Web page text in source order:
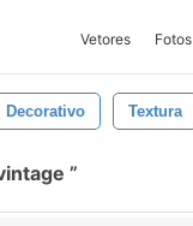
Vetores Fotos
Decorativo Textura